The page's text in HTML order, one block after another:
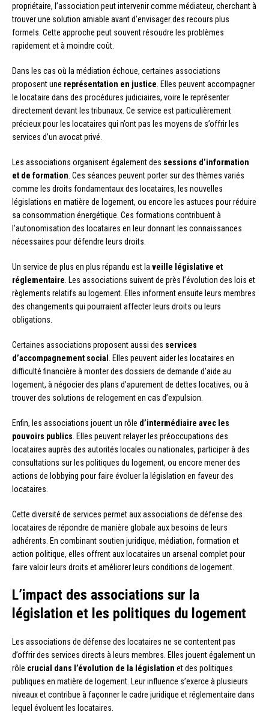
propriétaire, l’association peut intervenir comme médiateur, cherchant à
trouver une solution amiable avant d’envisager des recours plus
formels. Cette approche peut souvent résoudre les problèmes
rapidement et à moindre coût.
Dans les cas où la médiation échoue, certaines associations
proposent une représentation en justice. Elles peuvent accompagner
le locataire dans des procédures judiciaires, voire le représenter
directement devant les tribunaux. Ce service est particulièrement
précieux pour les locataires qui n’ont pas les moyens de s’offrir les
services d’un avocat privé.
Les associations organisent également des sessions d’information
et de formation. Ces séances peuvent porter sur des thèmes variés
comme les droits fondamentaux des locataires, les nouvelles
législations en matière de logement, ou encore les astuces pour réduire
sa consommation énergétique. Ces formations contribuent à
l’autonomisation des locataires en leur donnant les connaissances
nécessaires pour défendre leurs droits.
Un service de plus en plus répandu est laveille législative et
réglementaire. Les associations suivent de près l’évolution des lois et
règlements relatifs au logement. Elles informent ensuite leurs membres
des changements qui pourraient affecter leurs droits ou leurs
obligations.
Certaines associations proposent aussi des services
d’accompagnement social . Elles peuvent aider les locataires en
difficulté financière à monter des dossiers de demande d’aide au
logement, à négocier des plans d’apurement de dettes locatives, ou à
trouver des solutions de relogement en cas d’expulsion.
Enfin, les associations jouent un rôle d’intermédiaire avec les
pouvoirs publics. Elles peuvent relayer les préoccupations des
locataires auprès des autorités locales ou nationales, participer à des
consultations sur les politiques du logement, ou encore mener des
actions de lobbying pour faire évoluer la législation en faveur des
locataires.
Cette diversité de services permet aux associations de défense des
locataires de répondre de manière globale aux besoins de leurs
adhérents. En combinant soutien juridique, médiation, formation et
action politique, elles offrent aux locataires un arsenal complet pour
faire valoir leurs droits et améliorer leurs conditions de logement.
L’impact des associations sur la
législation et les politiques du logement
Les associations de défense des locataires ne se contentent pas
d’offrir des services directs à leurs membres. Elles jouent également un
rôle crucial dans l’évolution de la législation et des politiques
publiques en matière de logement. Leur influence s’exerce à plusieurs
niveaux et contribue à façonner le cadre juridique et réglementaire dans
lequel évoluent les locataires.